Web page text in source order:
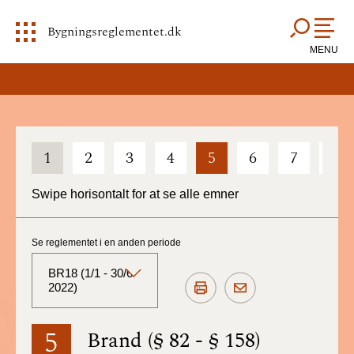
Bygningsreglementet.dk
MENU
1 2 3 4 5 6 7
Swipe horisontalt for at se alle emner
5 Brand (§ 82 - § 158)
Se reglementet i en anden periode
BR18 (1/1 - 30/6
2022)
BR18 (Aktuelt)